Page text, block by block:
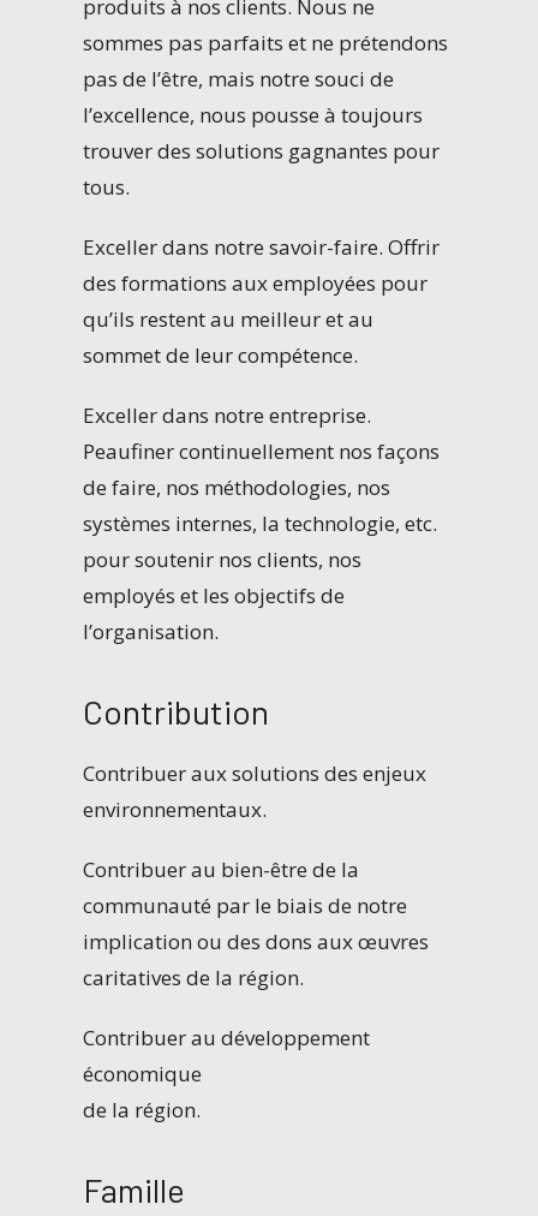
produits à nos clients. Nous ne
sommes pas parfaits et ne prétendons
pas de l’être, mais notre souci de
l’excellence, nous pousse à toujours
trouver des solutions gagnantes pour
tous.
Exceller dans notre savoir-faire. Offrir
des formations aux employées pour
qu’ils restent au meilleur et au
sommet de leur compétence.
Exceller dans notre entreprise.
Peaufiner continuellement nos façons
de faire, nos méthodologies, nos
systèmes internes, la technologie, etc.
pour soutenir nos clients, nos
employés et les objectifs de
l’organisation.
Contribution
Contribuer aux solutions des enjeux
environnementaux.
Contribuer au bien-être de la
communauté par le biais de notre
implication ou des dons aux œuvres
caritatives de la région.
Contribuer au développement
économique
de la région.
Famille